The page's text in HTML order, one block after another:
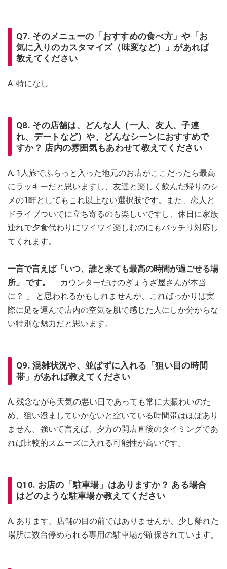
Q7. そのメニューの「おすすめの食べ方」や「お
気に入りのカスタマイズ（味変など）」があれば
教えてください
A. 特になし
Q8. その店舗は、どんな人（一人、友人、子連
れ、デートなど）や、どんなシーンにおすすめで
すか？ 店内の雰囲気もあわせて教えてください
A. 1人旅でふらっと入った地元のお店がここだったら最高
にラッキーだと思いますし、友達と楽しく飲んだ帰りのシ
メの1軒としてもこれ以上ない選択肢です。また、恋人と
ドライブついでに立ち寄るのも楽しいですし、休日に家族
連れで夕食代わりにワイワイ楽しむのにもバッチリ対応し
てくれます。
一言で言えば「いつ、誰と来ても最高の時間が過ごせる場
所」 です。
「カウンターだけのぎょうざ屋さんが本当
に？ 」 と思われるかもしれませんが、こればっかりは実
際に足を運んで店内の空気を肌で感じた人にしか分からな
い特別な魅力だと思います。
Q9. 混雑状況や、並ばずに入れる「狙い目の時間
帯」があれば教えてください
A. 残念ながら天気の悪い日であっても常に大賑わいのた
め、狙い澄ましていかないと空いている時間帯はほぼあり
ません。強いて言えば、夕方の開店直後のタイミングであ
れば比較的スムーズに入れる可能性が高いです。
Q10. お店の「駐車場」はありますか？ ある場合
はどのような駐車場か教えてください
A. あります。店舗の目の前ではありませんが、少し離れた
場所に数台停められる専用の駐車場が確保されています。